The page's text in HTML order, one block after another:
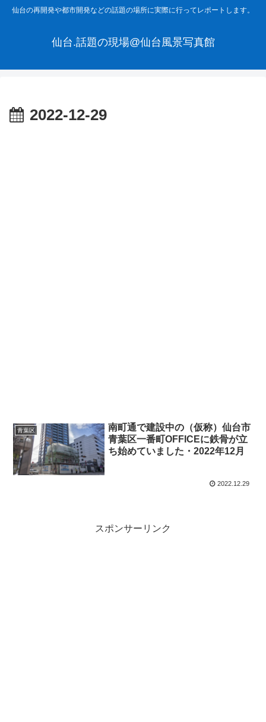
仙台の再開発や都市開発などの話題の場所に実際に行ってレポートします。
仙台.話題の現場@仙台風景写真館
2022-12-29
青葉区
南町通で建設中の（仮称）仙台市
青葉区一番町OFFICEに鉄骨が立
ち始めていました・2022年12月
2022.12.29
スポンサーリンク